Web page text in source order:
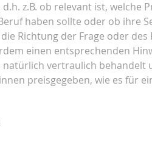
z.B. ob relevant ist, welche
haben sollte oder ob ihre
Richtung der Frage oder
einen entsprechenden
vertraulich behandelt
preisgegeben, wie es für